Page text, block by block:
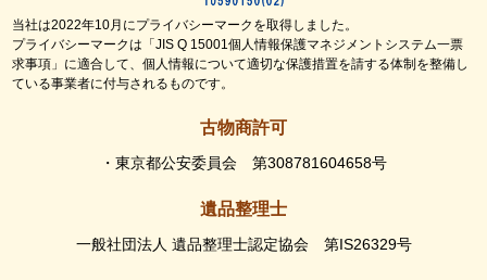
当社は2022年10月にプライバシーマークを取得しました。
プライバシーマークは「JIS Q 15001個人情報保護マネジメントシステム一票
求事項」に適合して、個人情報について適切な保護措置を請する体制を整備し
ている事業者に付与されるものです。
古物商許可
・東京都公安委員会 第308781604658号
遺品整理士
一般社団法人 遺品整理士認定協会 第IS26329号